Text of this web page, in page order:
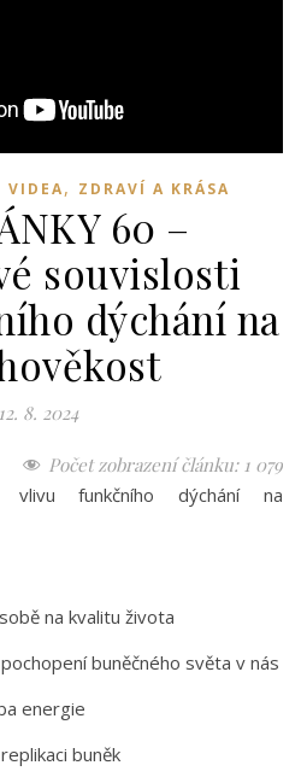
VIDEA, ZDRAVÍ A KRÁSA
60 –
souvislosti
dýchání na
12. 8. 2024
Počet zobrazení článku: 1 079
na kvalitu života
buněčného světa v nás
energie
buněk